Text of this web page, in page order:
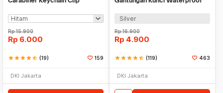
Rp15.900
Rp 6.000
starstarstarstarstar_half (19) 159
DKI Jakarta
Silver
Rp16.900
Rp 4.900
starstarstarstarstar_half (119) 463
DKI Jakarta